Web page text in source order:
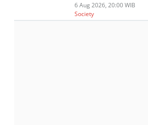
6 Aug 2026, 20:00 WIB
Society